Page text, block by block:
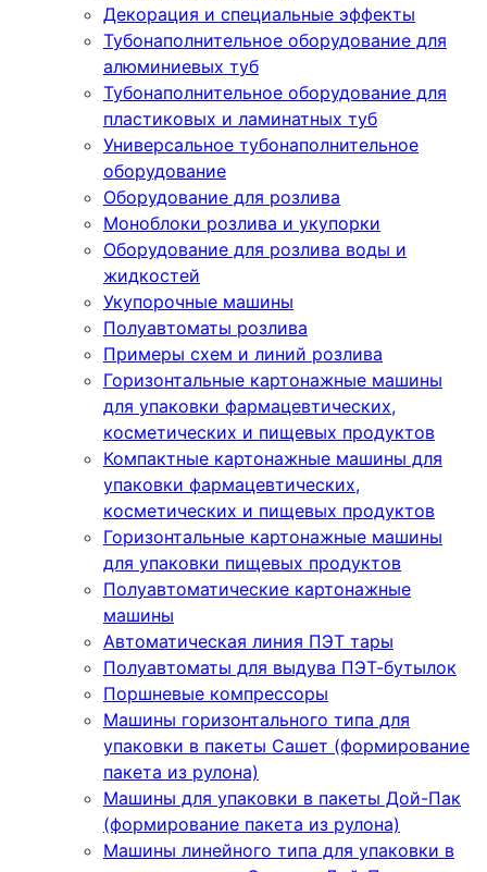
Декорация и специальные эффекты
Тубонаполнительное оборудование для
алюминиевых туб
Тубонаполнительное оборудование для
пластиковых и ламинатных туб
Универсальное тубонаполнительное
оборудование
Оборудование для розлива
Моноблоки розлива и укупорки
Оборудование для розлива воды и
жидкостей
Укупорочные машины
Полуавтоматы розлива
Примеры схем и линий розлива
Горизонтальные картонажные машины
для упаковки фармацевтических,
косметических и пищевых продуктов
Компактные картонажные машины для
упаковки фармацевтических,
косметических и пищевых продуктов
Горизонтальные картонажные машины
для упаковки пищевых продуктов
Полуавтоматические картонажные
машины
Автоматическая линия ПЭТ тары
Полуавтоматы для выдува ПЭТ-бутылок
Поршневые компрессоры
Машины горизонтального типа для
упаковки в пакеты Сашет (формирование
пакета из рулона)
Машины для упаковки в пакеты Дой-Пак
(формирование пакета из рулона)
Машины линейного типа для упаковки в